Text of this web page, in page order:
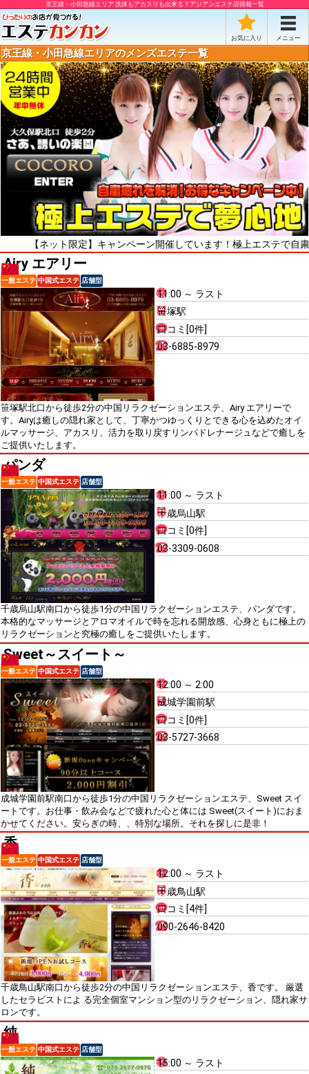
京王線・小田急線エリア 洗体もアカスリも出来る？アジアンエステ店情報一覧
お気に入り メニュー
京王線・小田急線エリアのメンズエステ一覧
ット限定】キャンペーン開催しています！極上エステで自粛疲れを
Airy エアリー
一般エステ 中国式エステ 店舗型
11:00 ～ ラスト
笹塚駅
口コミ[0件]
03-6885-8979
笹塚駅北口から徒歩2分の中国リラクゼーションエステ、Airy エアリーで
す。Airyは癒しの隠れ家として、丁寧かつゆっくりとできる心を込めたオイ
ルマッサージ、アカスリ、活力を取り戻すリンパドレナージュなどで癒しを
ご提供いたします。
パンダ
一般エステ 中国式エステ 店舗型
11:00 ～ ラスト
千歳烏山駅
口コミ[0件]
03-3309-0608
千歳烏山駅南口から徒歩1分の中国リラクゼーションエステ、パンダです。
本格的なマッサージとアロマオイルで時を忘れる開放感、心身ともに極上の
リラクゼーションと究極の癒しをご提供いたします。
Sweet～スイート～
一般エステ 中国式エステ 店舗型
12:00 ～ 2:00
成城学園前駅
口コミ[0件]
03-5727-3668
成城学園前駅南口から徒歩1分の中国リラクゼーションエステ、Sweet スイ
ートです。お仕事・飲み会などで疲れた心と体には Sweet(スイート)におま
かせてください。安らぎの時、、特別な場所。それを探しに是非！
香
一般エステ 中国式エステ 店舗型
12:00 ～ ラスト
千歳鳥山駅
口コミ[4件]
090-2646-8420
千歳鳥山駅南口から徒歩2分の中国リラクゼーションエステ、香です。 厳選
したセラピストによ る完全個室マンション型のリラクゼーション、隠れ家サ
ロンです。
純
一般エステ 中国式エステ 店舗型
15:00 ～ ラスト